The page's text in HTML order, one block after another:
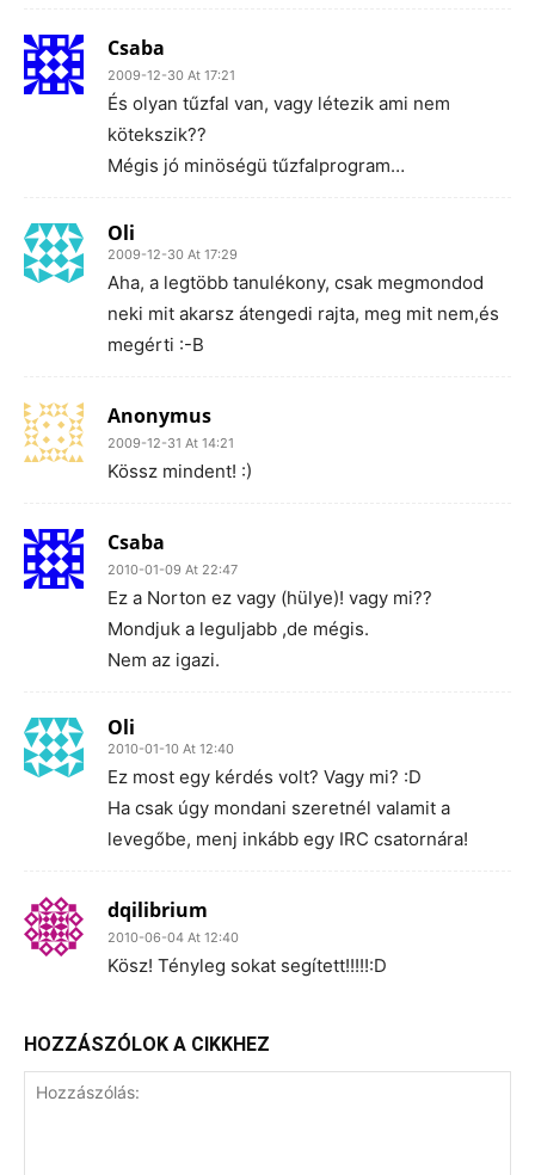
Csaba
2009-12-30 At 17:21
És olyan tűzfal van, vagy létezik ami nem
kötekszik??
Mégis jó minöségü tűzfalprogram…
Oli
2009-12-30 At 17:29
Aha, a legtöbb tanulékony, csak megmondod
neki mit akarsz átengedi rajta, meg mit nem,és
megérti :-B
Anonymus
2009-12-31 At 14:21
Kössz mindent! :)
Csaba
2010-01-09 At 22:47
Ez a Norton ez vagy (hülye)! vagy mi??
Mondjuk a leguljabb ,de mégis.
Nem az igazi.
Oli
2010-01-10 At 12:40
Ez most egy kérdés volt? Vagy mi? :D
Ha csak úgy mondani szeretnél valamit a
levegőbe, menj inkább egy IRC csatornára!
dqilibrium
2010-06-04 At 12:40
Kösz! Tényleg sokat segített!!!!!:D
HOZZÁSZÓLOK A CIKKHEZ